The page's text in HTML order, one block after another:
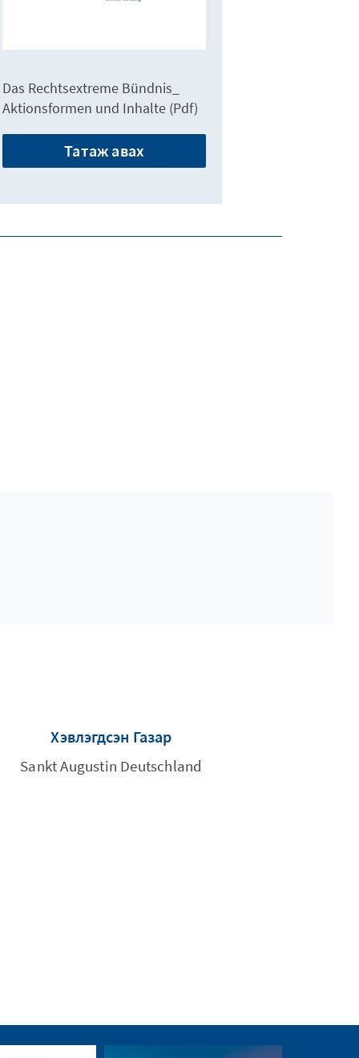
Das Rechtsextreme Bündnis_
Aktionsformen und Inhalte (Pdf)
Татаж авах
Хэвлэгдсэн Газар
Sankt Augustin Deutschland